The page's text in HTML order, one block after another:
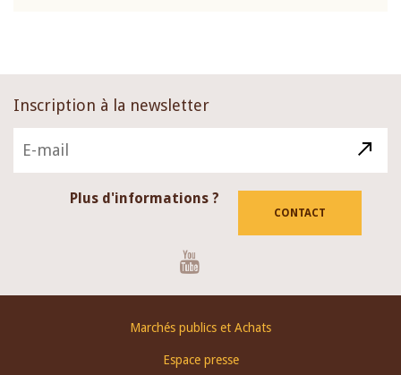
Inscription à la newsletter
Plus d'informations ?
CONTACT
Marchés publics et Achats
Espace presse